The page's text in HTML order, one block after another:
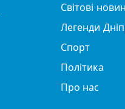
Світові
Легенди
Спорт
Політика
Про нас